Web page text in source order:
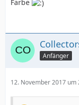
background-
Farbe
Anfänger
12. November 2017 um